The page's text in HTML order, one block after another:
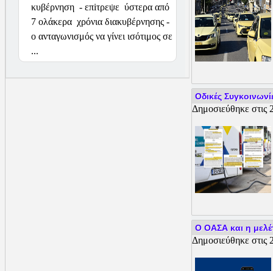
Οδικές
Δημοσιεύθηκε στις
Ο ΟΑΣΑ και η
Δημοσιεύθηκε στις
κυβέρνηση - επiτρεψε ύστερα από
7 ολάκερα χρόνια διακυβέρνησης -
ο ανταγωνισμός να γίνει ισότιμος σε
...